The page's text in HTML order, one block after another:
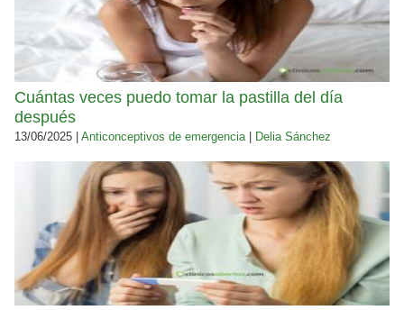
Cuántas veces puedo tomar la pastilla del día
después
13/06/2025 | Anticonceptivos de emergencia Delia Sánchez